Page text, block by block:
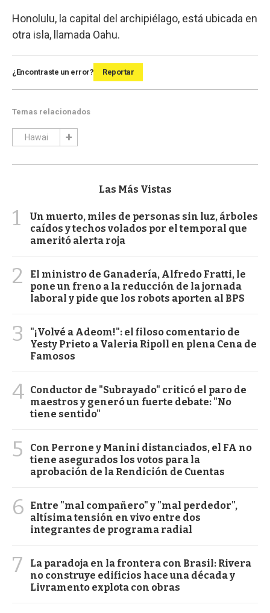
Honolulu, la capital del archipiélago, está ubicada en
otra isla, llamada Oahu.
¿Encontraste un error? Reportar
Temas relacionados
Hawai
Las Más Vistas
1
Un muerto, miles de personas sin luz, árboles
caídos y techos volados por el temporal que
ameritó alerta roja
2
El ministro de Ganadería, Alfredo Fratti, le
pone un freno a la reducción de la jornada
laboral y pide que los robots aporten al BPS
3
"¡Volvé a Adeom!": el filoso comentario de
Yesty Prieto a Valeria Ripoll en plena Cena de
Famosos
4 Conductor de "Subrayado" criticó el paro de
maestros y generó un fuerte debate: "No
tiene sentido"
5
Con Perrone y Manini distanciados, el FA no
tiene asegurados los votos para la
aprobación de la Rendición de Cuentas
6
Entre "mal compañero" y "mal perdedor",
altísima tensión en vivo entre dos
integrantes de programa radial
7
La paradoja en la frontera con Brasil: Rivera
no construye edificios hace una década y
Livramento explota con obras